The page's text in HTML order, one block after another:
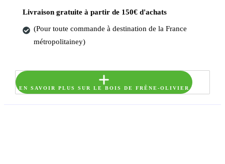
Livraison gratuite à partir de 150€ d'achats
(Pour toute commande à destination de la France
métropolitainey)
EN SAVOIR PLUS SUR LE BOIS DE FRÊNE-OLIVIER